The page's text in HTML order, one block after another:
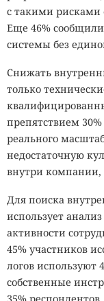
с такими рисками
Еще 46%
системы без
Снижать
только
препятствием
реального
недостаточную
внутри компании,
Для поиска
использует
активности
45% участников
логов используют
собственные